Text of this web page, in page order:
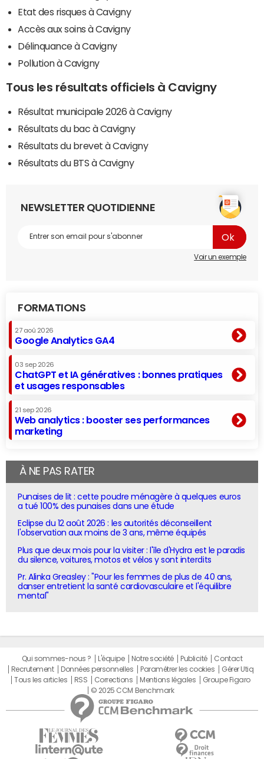
Etat des risques à Cavigny
Accès aux soins à Cavigny
Délinquance à Cavigny
Pollution à Cavigny
Tous les résultats officiels à Cavigny
Résultat municipale 2026 à Cavigny
Résultats du bac à Cavigny
Résultats du brevet à Cavigny
Résultats du BTS à Cavigny
NEWSLETTER QUOTIDIENNE
Voir un exemple
FORMATIONS
27 aoû 2026
Google Analytics GA4
03 sep 2026
ChatGPT et IA génératives : bonnes pratiques
et usages responsables
21 sep 2026
Web analytics : booster ses performances
marketing
À NE PAS RATER
Punaises de lit : cette poudre ménagère à quelques euros
a tué 100% des punaises dans une étude
Eclipse du 12 août 2026 : les autorités déconseillent
l'observation aux moins de 3 ans, même équipés
Plus que deux mois pour la visiter : l'île d'Hydra est le paradis
du silence, voitures, motos et vélos y sont interdits
Pr. Alinka Greasley : "Pour les femmes de plus de 40 ans,
danser entretient la santé cardiovasculaire et l'équilibre
mental"
Qui sommes-nous ? L'équipe Notre société Publicité
Contact
Recrutement
Données personnelles Paramétrer les cookies
Gérer Utiq
Tous les articles
RSS Corrections Mentions légales
Groupe Figaro
© 2025 CCM Benchmark